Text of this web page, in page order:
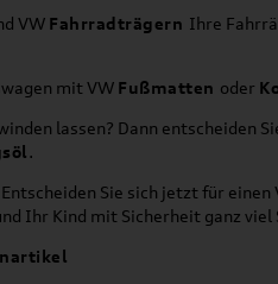
VW Fahrradträgern Ihre
mit VW Fußmatten oder
lassen? Dann entscheiden
.
Sie sich jetzt für einen
Ihr Kind mit Sicherheit ganz viel